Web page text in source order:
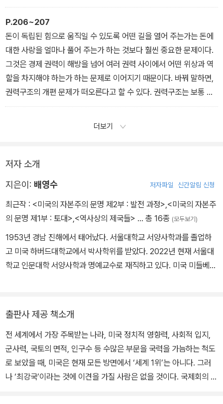
한 면역력이 있었다. 천연두, 홍역, 수두, 인플루엔자 같은 전염병이
아메리카에서 90 % 정도의 놀라운 치사율을 보이자, 정복자들은 전
염병을 일부러 퍼뜨리며 원주민을 궁지에 몰아넣었다. 그 외에 정복
자들의 기이한 광기와 원주민의 헤아리기 어려운 공포도 있었다. 결
국, 어림잡아 5,000만 명을 넘나들던 원주민 인구는 1600년에 이르
면 대략 500만 내지 1,000만 명으로 격감했다. 거기서 살아남은 사
람들은 해안과 평야를 내놓고 오지로 몸을 숨겼다. 이렇게 해서 스페
하고 그와 어떤 관계를 수립할 것인가 하는 문제를 놓고 일관성 없는
태도를 보였기 때문이다. 그렇게 해서 영국과 식민지 사이에는 긴장
관계가 조성되었고, 그것은 특히 북미대륙에서 심화되었다. 거기서는
이주민이 스스로 영국인이라 생각하면서 영국과 유사한 정치체제를
세우고 영국인으로서 온갖 권리를 누리려 했던 반면에, 영국은 그들
을 어디까지나 식민지인으로 취급하면서 어떻게든 통제하고 복속시
키려 애썼기 때문이다.
P.206~207
돈이 독립된 힘으로 움직일 수 있도록 어떤 길을 열어 주는가는 돈에
대한 사랑을 얼마나 풀어 주는가 하는 것보다 훨씬 중요한 문제이다.
그것은 경제 권력이 해방을 넘어 여러 권력 사이에서 어떤 위상과 역
할을 차지해야 하는가 하는 문제로 이어지기 때문이다. 바꿔 말하면,
권력구조의 개편 문제가 떠오른다고 할 수 있다. 권력구조는 보통 정
치권력을 기능에 따라 구분하고 그 사이에 수립하는 체계를 가리킨
인 힘에서 제도화된 무력이나 문화적 영향력 같은 사회적인 힘까지
드블럼이 지적한 것처럼 자원의 생산과 분배에 결정적인 영향을 끼친
다. 따라서 그것은 해방되는 순간부터 다른 권력과 어떤 관계를 맺을
것인가 하는 문제를 일으킨다. 그리고 이 문제에 대한 해답이 마련되
고 실천에 옮겨지면, 공식적 권력구조를 비롯하여 넓은 뜻의 권력구
조에 중요한 변화가 일어난다. 이 변화는 본질적으로 정치과정이며,
그 결과도 정치체제의 변화로 나타난다. 그러므로 자본주의 문명은
더보기
저자 소개
지은이: 배영수 저자파일 신간알림 신청
최근작 : <미국의 자본주의 문명 제2부 : 발전 과정> <미국의 자본주
의 문명 제1부 : 토대> <역사상의 제국들> … 총 16종 (모두보기)
1953년 경남 진해에서 태어났다. 서울대학교 서양사학과를 졸업하
고 미국 하버드대학교에서 박사학위를 받았다. 2022년 현재 서울대
학교 인문대학 서양사학과 명예교수로 재직하고 있다. 미국 미들베리
eat: Class and Community among Men's Clothing Workers i
n Chicago, 1871-1929, 『미국 예외론의 대안을 찾아서』 등의 책과
다수의 논문이 있다. 그 외에 편저 『서양사 강의』, 역서 『미국 혁명의
이데올로기적 기원』 등도 있다.
출판사 제공 책소개
전 세계에서 가장 주목받는 나라, 미국 정치적 영향력, 사회적 입지,
군사력, 국토의 면적, 인구수 등 수많은 부문을 국력을 가늠하는 척도
로 보았을 때, 미국은 현재 모든 방면에서 ‘세계 1위’는 아니다. 그러
나 ‘최강국’이라는 것에 이견을 가질 사람은 없을 것이다. 국제회의 어